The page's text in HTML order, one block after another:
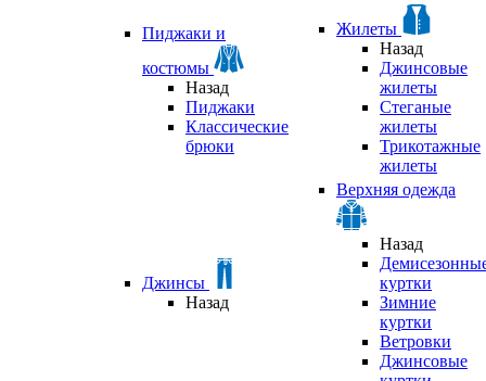
Пиджаки и
костюмы
Назад
Пиджаки
Классические
брюки
Жилеты
Назад
Джинсовые
жилеты
Стеганые
жилеты
Трикотажные
жилеты
Джинсы
Назад
Верхняя одежда
Назад
куртки
Зимние
куртки
Ветровки
Джинсовые